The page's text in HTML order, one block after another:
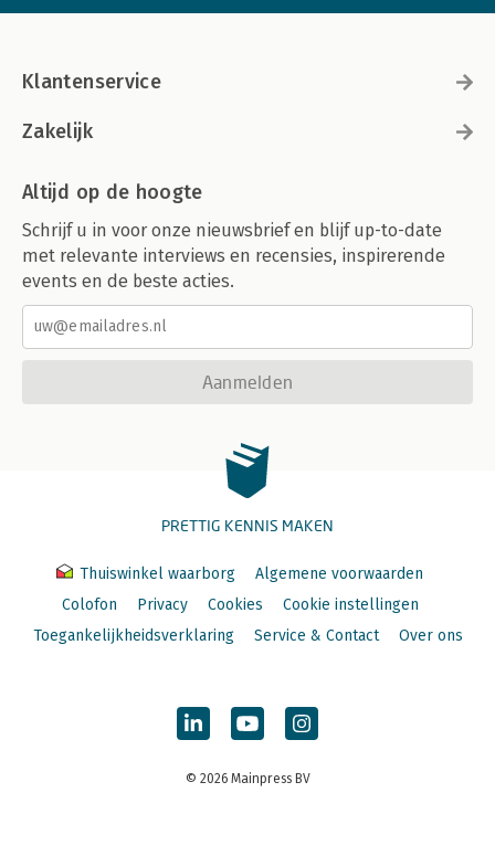
Klantenservice
Zakelijk
Altijd op de hoogte
Schrijf u in voor onze nieuwsbrief en blijf up-to-date
met relevante interviews en recensies, inspirerende
events en de beste acties.
Aanmelden
PRETTIG KENNIS MAKEN
Thuiswinkel waarborg
Algemene voorwaarden
Colofon
Privacy Cookies
Cookie instellingen
Toegankelijkheidsverklaring
Service & Contact Over ons
© 2026 Mainpress BV